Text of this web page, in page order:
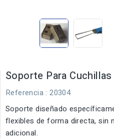
Soporte Para
Referencia : 20304
Soporte diseñado
flexibles de forma directa, sin
adicional.